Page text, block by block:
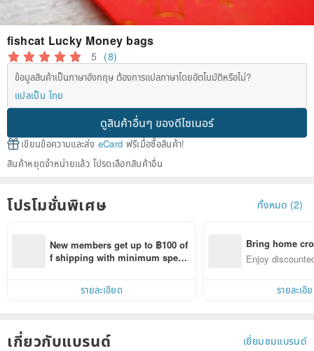
fishcat Lucky Money bags
5 (8)
ข้อมูลสินค้าเป็นภาษาอังกฤษ ต้องการแปลภาษาโดยอัตโนมัติหรือไม่?
แปลเป็น ไทย
ดูสินค้าอื่นๆ ของดีไซเนอร์
เขียนข้อความและส่ง eCard ฟรีเมื่อซื้อสินค้า!
สินค้าหยุดจำหน่ายแล้ว โปรดเลือกสินค้าอื่น
โปรโมชั่นพิเศษ ทั้งหมด (2)
New members get up to ฿100 of
f shipping with minimum spen
within 7 days!
รายละเอียด
Bring home
n with ease
Enjoy
รายละเอี
เกี่ยวกับแบรนด์ เยี่ยมชมแบรนด์